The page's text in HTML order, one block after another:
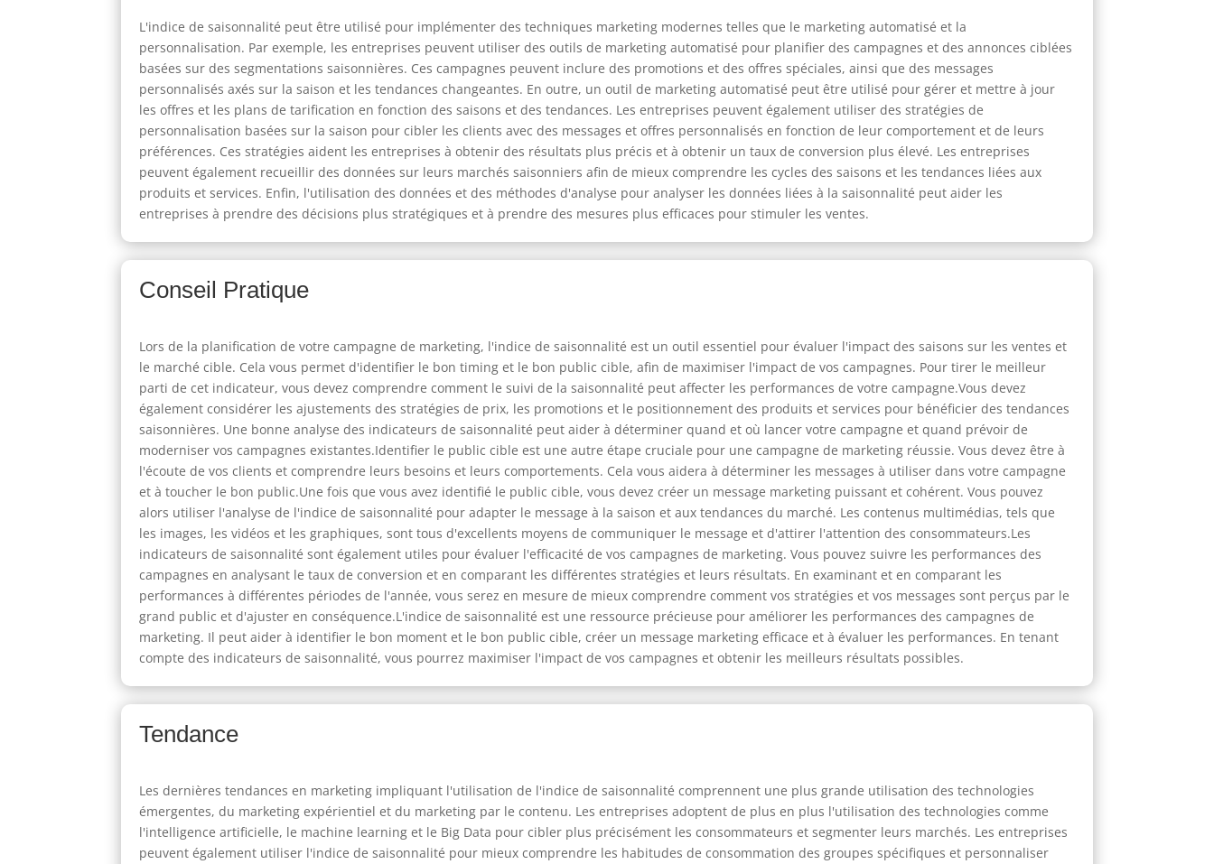
L'indice de saisonnalité peut être utilisé pour implémenter des techniques marketing modernes telles que le marketing automatisé et la
personnalisation. Par exemple, les entreprises peuvent utiliser des outils de marketing automatisé pour planifier des campagnes et des annonces ciblées
basées sur des segmentations saisonnières. Ces campagnes peuvent inclure des promotions et des offres spéciales, ainsi que des messages
personnalisés axés sur la saison et les tendances changeantes. En outre, un outil de marketing automatisé peut être utilisé pour gérer et mettre à jour
les offres et les plans de tarification en fonction des saisons et des tendances. Les entreprises peuvent également utiliser des stratégies de
personnalisation basées sur la saison pour cibler les clients avec des messages et offres personnalisés en fonction de leur comportement et de leurs
préférences. Ces stratégies aident les entreprises à obtenir des résultats plus précis et à obtenir un taux de conversion plus élevé. Les entreprises
peuvent également recueillir des données sur leurs marchés saisonniers afin de mieux comprendre les cycles des saisons et les tendances liées aux
produits et services. Enfin, l'utilisation des données et des méthodes d'analyse pour analyser les données liées à la saisonnalité peut aider les
entreprises à prendre des décisions plus stratégiques et à prendre des mesures plus efficaces pour stimuler les ventes.
Conseil Pratique
Lors de la planification de votre campagne de marketing, l'indice de saisonnalité est un outil essentiel pour évaluer l'impact des saisons sur les ventes et
le marché cible. Cela vous permet d'identifier le bon timing et le bon public cible, afin de maximiser l'impact de vos campagnes. Pour tirer le meilleur
parti de cet indicateur, vous devez comprendre comment le suivi de la saisonnalité peut affecter les performances de votre campagne.Vous devez
également considérer les ajustements des stratégies de prix, les promotions et le positionnement des produits et services pour bénéficier des tendances
saisonnières. Une bonne analyse des indicateurs de saisonnalité peut aider à déterminer quand et où lancer votre campagne et quand prévoir de
moderniser vos campagnes existantes.Identifier le public cible est une autre étape cruciale pour une campagne de marketing réussie. Vous devez être à
l'écoute de vos clients et comprendre leurs besoins et leurs comportements. Cela vous aidera à déterminer les messages à utiliser dans votre campagne
et à toucher le bon public.Une fois que vous avez identifié le public cible, vous devez créer un message marketing puissant et cohérent. Vous pouvez
alors utiliser l'analyse de l'indice de saisonnalité pour adapter le message à la saison et aux tendances du marché. Les contenus multimédias, tels que
les images, les vidéos et les graphiques, sont tous d'excellents moyens de communiquer le message et d'attirer l'attention des consommateurs.Les
indicateurs de saisonnalité sont également utiles pour évaluer l'efficacité de vos campagnes de marketing. Vous pouvez suivre les performances des
campagnes en analysant le taux de conversion et en comparant les différentes stratégies et leurs résultats. En examinant et en comparant les
performances à différentes périodes de l'année, vous serez en mesure de mieux comprendre comment vos stratégies et vos messages sont perçus par le
grand public et d'ajuster en conséquence.L'indice de saisonnalité est une ressource précieuse pour améliorer les performances des campagnes de
marketing. Il peut aider à identifier le bon moment et le bon public cible, créer un message marketing efficace et à évaluer les performances. En tenant
compte des indicateurs de saisonnalité, vous pourrez maximiser l'impact de vos campagnes et obtenir les meilleurs résultats possibles.
Tendance
Les dernières tendances en marketing impliquant l'utilisation de l'indice de saisonnalité comprennent une plus grande utilisation des technologies
émergentes, du marketing expérientiel et du marketing par le contenu. Les entreprises adoptent de plus en plus l'utilisation des technologies comme
l'intelligence artificielle, le machine learning et le Big Data pour cibler plus précisément les consommateurs et segmenter leurs marchés. Les entreprises
peuvent également utiliser l'indice de saisonnalité pour mieux comprendre les habitudes de consommation des groupes spécifiques et personnaliser